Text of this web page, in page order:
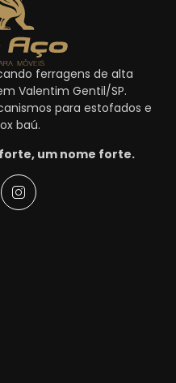
ferragens de alta
Valentim Gentil/SP.
para estofados e
baú.
forte, um nome forte.